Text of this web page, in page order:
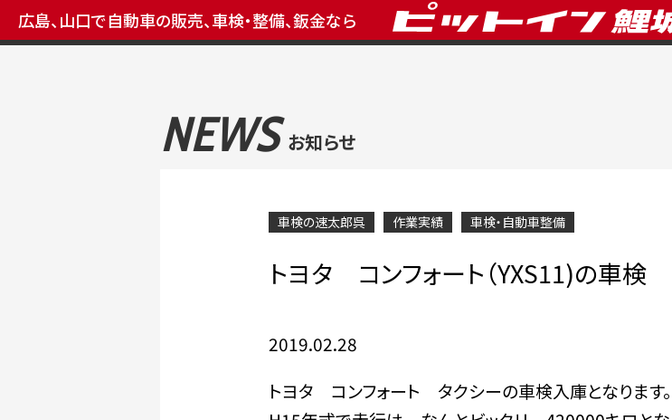
広島、山口で自動車の販売、車検・整備、鈑金なら
NEWS お知らせ
車検の速太郎呉 作業実績 車検・自動車整備
トヨタ コンフォート（YXS11)の車検
2019.02.28
トヨタ コンフォート タクシーの車検入庫となります。